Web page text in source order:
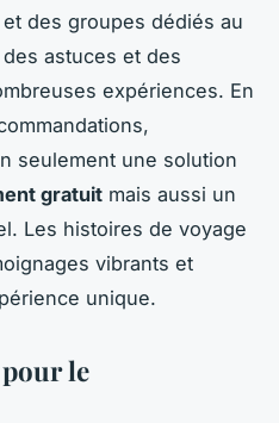
des groupes dédiés au
astuces et des
expériences. En
seulement une solution
gratuit mais aussi un
Les histoires de voyage
vibrants et
unique.
le